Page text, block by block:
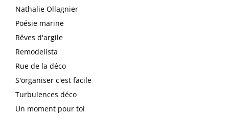
Nathalie Ollagnier
Poésie marine
Rêves d'argile
Remodelista
Rue de la déco
S'organiser c'est facile
Turbulences déco
Un moment pour toi